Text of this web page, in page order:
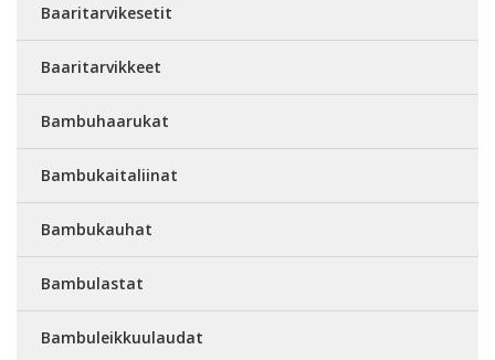
Baaritarvikesetit
Baaritarvikkeet
Bambuhaarukat
Bambukaitaliinat
Bambukauhat
Bambulastat
Bambuleikkuulaudat